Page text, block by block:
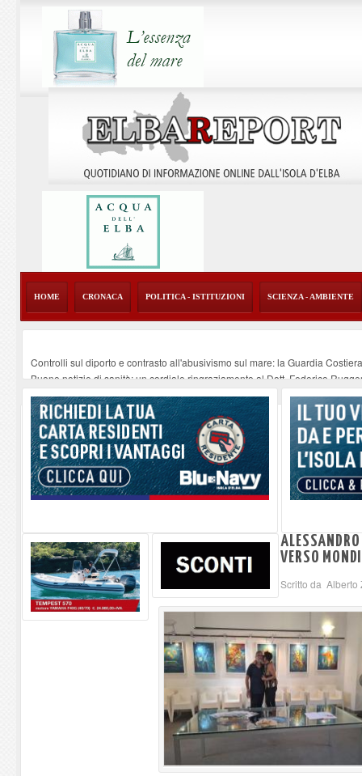
HOME CRONACA POLITICA - ISTITUZIONI SCIENZA - AMBIENTE
Controlli sul diporto e contrasto all'abusivismo sul mare: la Guardia
Buone notizie di sanità: un cordiale ringraziamento al Dott. Federico
Altiero Spinelli e Ursula Hirschmann all'Elba: riaffiora una testimonianza
Capoliveri, potenziata la pulizia dei bordi stradali -07-08-2026
Marina di Campo tra i porti interessati dal nuovo piano dell'Autorità
VERSO
Scritto da Alberto